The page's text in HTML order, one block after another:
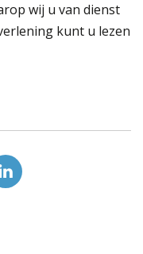
wij u van dienst
kunt u lezen